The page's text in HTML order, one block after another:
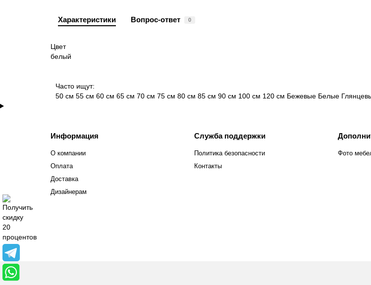
Характеристики Вопрос-ответ 0
Цвет
белый
Часто ищут:
50 см 55 см 60 см 65 см 70 см 75 см 80 см 85 см 90 см 100 см 120 см Бежевые Белые
Информация
О компании
Оплата
Доставка
Дизайнерам
Служба поддержки
Политика безопасности
Контакты
Фото